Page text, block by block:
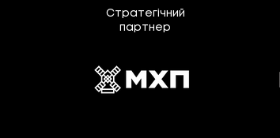
Стратегічний
партнер